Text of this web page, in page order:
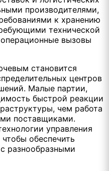
производителями,
к хранению
технической
вызовы
становится
центров
Малые партии,
быстрой реакции
чем работа
поставщиками.
управления
обеспечить
разнообразными